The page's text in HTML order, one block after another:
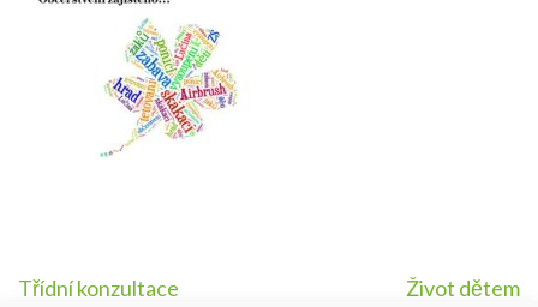
Navigace
Třídní konzultace Život dětem